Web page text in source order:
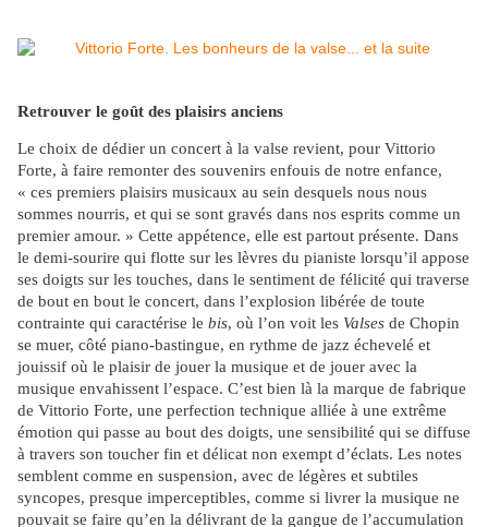
Retrouver le goût des plaisirs anciens
Le choix de dédier un concert à la valse revient, pour Vittorio
Forte, à faire remonter des souvenirs enfouis de notre enfance,
« ces premiers plaisirs musicaux au sein desquels nous nous
sommes nourris, et qui se sont gravés dans nos esprits comme un
premier amour. » Cette appétence, elle est partout présente. Dans
le demi-sourire qui flotte sur les lèvres du pianiste lorsqu’il appose
ses doigts sur les touches, dans le sentiment de félicité qui traverse
de bout en bout le concert, dans l’explosion libérée de toute
contrainte qui caractérise le bis, où l’on voit les Valses de Chopin
se muer, côté piano-bastingue, en rythme de jazz échevelé et
jouissif où le plaisir de jouer la musique et de jouer avec la
musique envahissent l’espace. C’est bien là la marque de fabrique
de Vittorio Forte, une perfection technique alliée à une extrême
émotion qui passe au bout des doigts, une sensibilité qui se diffuse
à travers son toucher fin et délicat non exempt d’éclats. Les notes
semblent comme en suspension, avec de légères et subtiles
syncopes, presque imperceptibles, comme si livrer la musique ne
pouvait se faire qu’en la délivrant de la gangue de l’accumulation